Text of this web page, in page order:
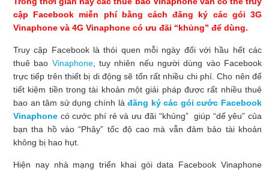
cập Facebook miễn phí bằng cách đăng ký các gói 3G
Vinaphone và 4G Vinaphone có ưu đãi “khủng” để dùng.
Truy cập Facebook là thói quen mỗi ngày đối với hầu hết các
thuê bao Vinaphone, tuy nhiên nếu người dùng vào Facebook
trực tiếp trên thiết bị di động sẽ tốn rất nhiều chi phí. Cho nên để
tiết kiệm tiền trong tài khoản một giải pháp được rất nhiều thuê
bao an tâm sử dụng chính làđăng ký các gói cước Facebook
Vinaphone có cước phí rẻ và ưu đãi “khủng” giúp “dế yêu” của
bạn tha hồ vào “Phây” tốc độ cao mà vẫn đảm bảo tài khoản
không bị hao hụt.
Hiện nay nhà mạng triển khai gói data Facebook Vinaphone